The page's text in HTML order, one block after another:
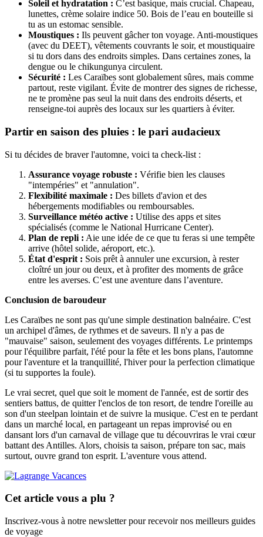
Soleil et hydratation : C’est basique, mais crucial. Chapeau,
lunettes, crème solaire indice 50. Bois de l’eau en bouteille si
tu as un estomac sensible.
Moustiques : Ils peuvent gâcher ton voyage. Anti-moustiques
(avec du DEET), vêtements couvrants le soir, et moustiquaire
si tu dors dans des endroits simples. Dans certaines zones, la
dengue ou le chikungunya circulent.
Sécurité : Les Caraïbes sont globalement sûres, mais comme
partout, reste vigilant. Évite de montrer des signes de richesse,
ne te promène pas seul la nuit dans des endroits déserts, et
renseigne-toi auprès des locaux sur les quartiers à éviter.
Partir en saison des pluies : le pari audacieux
Si tu décides de braver l'automne, voici ta check-list :
Assurance voyage robuste : Vérifie bien les clauses
"intempéries" et "annulation".
Flexibilité maximale : Des billets d'avion et des
hébergements modifiables ou remboursables.
Surveillance météo active : Utilise des apps et sites
spécialisés (comme le National Hurricane Center).
Plan de repli : Aie une idée de ce que tu feras si une tempête
arrive (hôtel solide, aéroport, etc.).
État d'esprit : Sois prêt à annuler une excursion, à rester
cloîtré un jour ou deux, et à profiter des moments de grâce
entre les averses. C’est une aventure dans l’aventure.
Conclusion de baroudeur
Les Caraïbes ne sont pas qu'une simple destination balnéaire. C'est
un archipel d'âmes, de rythmes et de saveurs. Il n'y a pas de
"mauvaise" saison, seulement des voyages différents. Le printemps
pour l'équilibre parfait, l'été pour la fête et les bons plans, l'automne
pour l'aventure et la tranquillité, l'hiver pour la perfection climatique
(si tu supportes la foule).
Le vrai secret, quel que soit le moment de l'année, est de sortir des
sentiers battus, de quitter l'enclos de ton resort, de tendre l'oreille au
son d'un steelpan lointain et de suivre la musique. C'est en te perdant
dans un marché local, en partageant un repas improvisé ou en
dansant lors d'un carnaval de village que tu découvriras le vrai cœur
battant des Antilles. Alors, choisis ta saison, prépare ton sac, mais
surtout, ouvre grand ton esprit. L'aventure vous attend.
Cet article vous a plu ?
Inscrivez-vous à notre newsletter pour recevoir nos meilleurs guides
de voyage